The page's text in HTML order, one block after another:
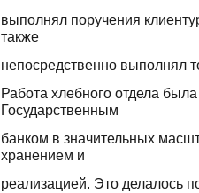
выполнял поручения
также
непосредственно выполнял
Работа хлебного отдела
Государственным
банком в значительных
хранением и
реализацией. Это делалось